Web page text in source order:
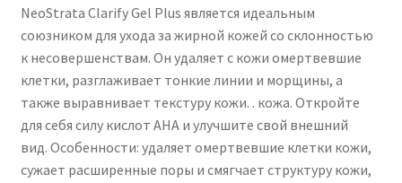
NeoStrata Clarify Gel Plus является идеальным
союзником для ухода за жирной кожей со склонностью
к несовершенствам. Он удаляет с кожи омертвевшие
клетки, разглаживает тонкие линии и морщины, а
также выравнивает текстуру кожи. . кожа. Откройте
для себя силу кислот AHA и улучшите свой внешний
вид. Особенности: удаляет омертвевшие клетки кожи,
сужает расширенные поры и смягчает структуру кожи,